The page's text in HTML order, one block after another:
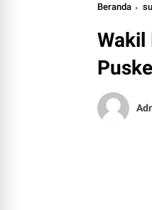
Beranda
Wakil